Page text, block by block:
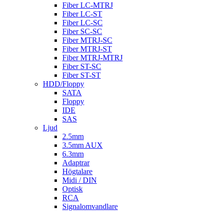
Fiber LC-MTRJ
Fiber LC-ST
Fiber LC-SC
Fiber SC-SC
Fiber MTRJ-SC
Fiber MTRJ-ST
Fiber MTRJ-MTRJ
Fiber ST-SC
Fiber ST-ST
HDD/Floppy
SATA
Floppy
IDE
SAS
Ljud
2.5mm
3.5mm AUX
6.3mm
Adaptrar
Högtalare
Midi / DIN
Optisk
RCA
Signalomvandlare